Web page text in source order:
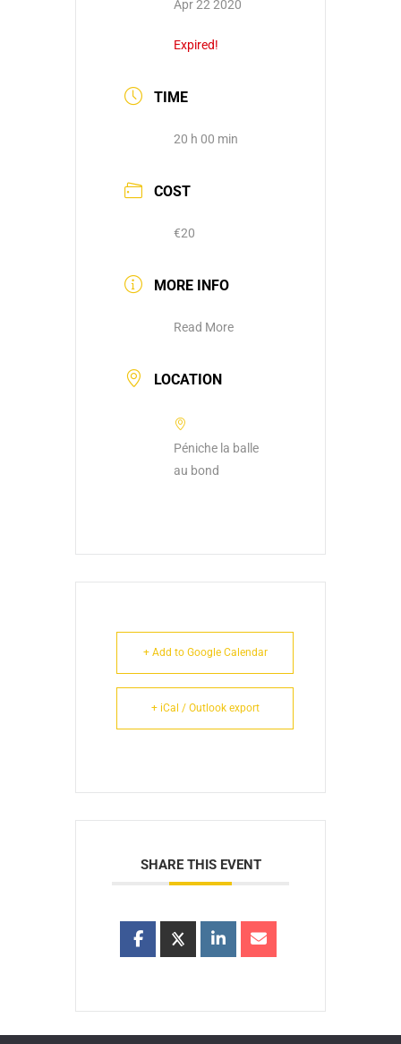
Apr 22 2020
Expired!
TIME
20 h 00 min
COST
€20
MORE INFO
Read More
LOCATION
Péniche la balle
au bond
+ Add to Google Calendar
+ iCal / Outlook export
SHARE THIS EVENT